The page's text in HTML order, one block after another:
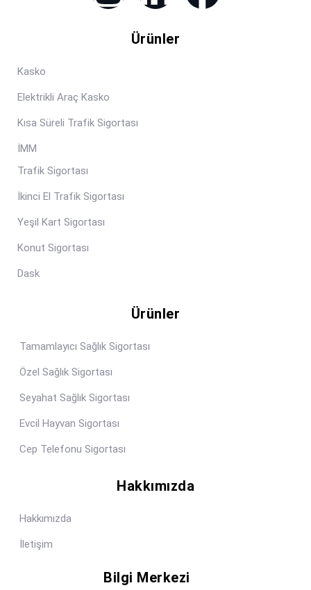
Ürünler
Kasko
Elektrikli Araç Kasko
Kısa Süreli Trafik Sigortası
İMM
Trafik Sigortası
İkinci El Trafik Sigortası
Yeşil Kart Sigortası
Konut Sigortası
Dask
Ürünler
Tamamlayıcı Sağlık Sigortası
Özel Sağlık Sigortası
Seyahat Sağlık Sigortası
Evcil Hayvan Sigortası
Cep Telefonu Sigortası
Hakkımızda
Hakkımızda
İletişim
Bilgi Merkezi